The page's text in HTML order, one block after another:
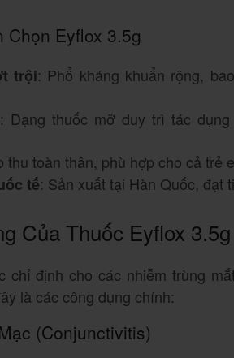
Chọn Eyflox 3.5g
trội: Phổ kháng khuẩn rộng,
: Dạng thuốc mỡ duy trì tác
thu toàn thân, phù hợp cho cả trẻ
tế: Sản xuất tại Hàn Quốc, đạt
Của Thuốc Eyflox 3.5g
chỉ định cho các nhiễm trùng
là các công dụng chính:
(Conjunctivitis)